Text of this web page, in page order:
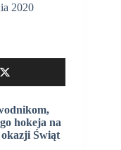
2020
hokeja na
okazji Świąt